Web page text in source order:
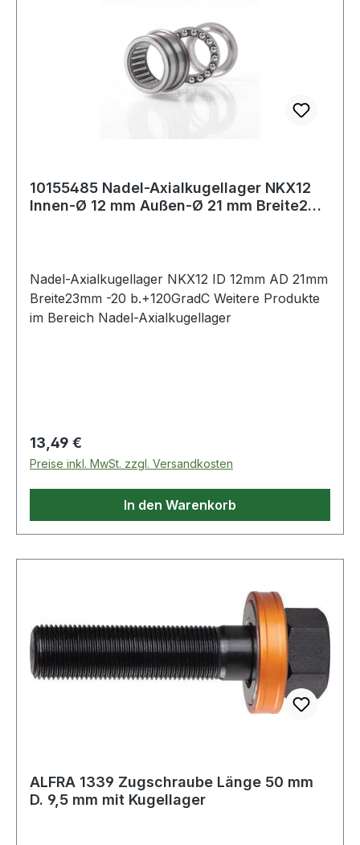
10155485 Nadel-Axialkugellager NKX12
Innen-Ø 12 mm Außen-Ø 21 mm Breite23
Nadel-Axialkugellager NKX12 ID 12mm AD 21mm
Breite23mm -20 b.+120GradC Weitere Produkte
im Bereich Nadel-Axialkugellager
Regulärer Preis:
13,49 €
Preise inkl. MwSt. zzgl. Versandkosten
In den Warenkorb
ALFRA 1339 Zugschraube Länge 50 mm
D. 9,5 mm mit Kugellager